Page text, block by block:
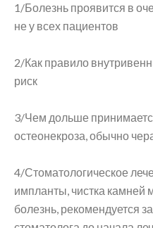
1/Болезнь проявится в
не у всех пациентов
2/Как правило
риск
3/Чем дольше
остеонекроза, обычно
4/Стоматологическое
импланты, чистка камней
болезнь, рекомендуется